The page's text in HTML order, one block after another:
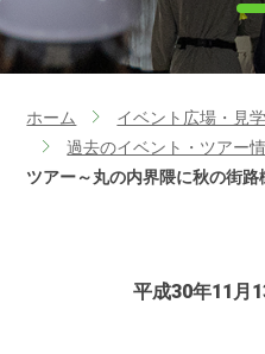
ホーム
イベント広場・見
>
過去のイベント・ツアー
ツアー～丸の内界隈に秋の街路
平成30年11月